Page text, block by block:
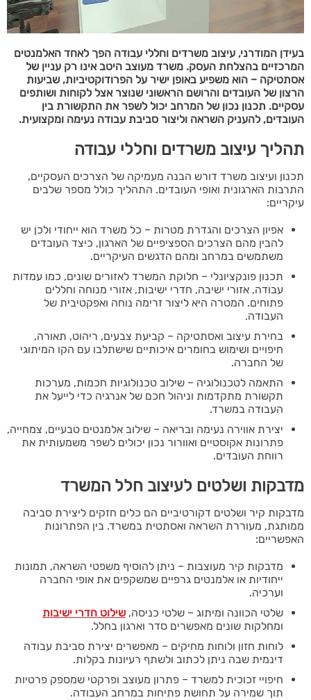
בעידן המודרני, עיצוב משרדים וחללי עבודה הפך לאחד האלמנטים
המרכזיים בהצלחת העסק. משרד מעוצב היטב אינו רק עניין של
אסתטיקה – הוא משפיע באופן ישיר על הפרודוקטיביות, שביעות
הרצון של העובדים והרושם הראשוני שנוצר אצל לקוחות ושותפים
עסקיים. תכנון נכון של המרחב יכול לשפר את התקשורת בין
העובדים, להעניק השראה וליצור סביבת עבודה נעימה ומקצועית.
תהליך עיצוב משרדים וחללי עבודה
תכנון ועיצוב משרד דורש הבנה מעמיקה של הצרכים העסקיים,
התרבות הארגונית ואופי העובדים. התהליך כולל מספר שלבים
עיקריים:
אפיון הצרכים והגדרת מטרות – כל משרד הוא ייחודי ולכן יש
להבין מהם הצרכים הספציפיים של הארגון, כיצד העובדים
משתמשים במרחב ומהם הדגשים העיקריים.
תכנון פונקציונלי – חלוקת המשרד לאזורים שונים, כמו עמדות
עבודה, אזורי ישיבה, חדרי ישיבות, אזורי מנוחה וחללים
פתוחים. המטרה היא ליצור זרימה נוחה ואפקטיבית של
העבודה.
בחירת עיצוב ואסתטיקה – קביעת צבעים, ריהוט, תאורה,
חיפויים ושימוש בחומרים איכותיים שישתלבו עם הקו המיתוגי
של החברה.
התאמה לטכנולוגיה – שילוב טכנולוגיות חכמות, מערכות
תקשורת מתקדמות וניהול חכם של אנרגיה כדי לייעל את
העבודה במשרד.
יצירת אווירה נעימה ובריאה – שילוב אלמנטים טבעיים, צמחייה,
פתרונות אקוסטיים ואוורור נכון יכולים לשפר משמעותית את
רווחת העובדים.
מדבקות ושלטים לעיצוב חלל המשרד
מדבקות קיר ושלטים דקורטיביים הם כלים חזקים ליצירת סביבה
ממותגת, מעוררת השראה ואסתטית במשרד. בין הפתרונות
האפשריים:
מדבקות קיר מעוצבות – ניתן להוסיף משפטי השראה, תמונות
ייחודיות או אלמנטים גרפיים שמשקפים את אופי החברה
וערכיה.
שלטי הכוונה ומיתוג – שלטי כניסה, שילוט חדרי ישיבות
ומחלקות שונים מאפשרים סדר וארגון בחלל.
לוחות חזון ולוחות מחיקים – מאפשרים יצירת סביבת עבודה
דינמית שבה ניתן לכתוב ולשתף רעיונות בקלות.
חיפויי זכוכית למשרד – פתרון מעוצב ופרקטי שמספק פרטיות
תוך שמירה על תחושת פתיחות במרחב העבודה.